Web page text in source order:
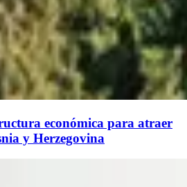
económica para atraer
y Herzegovina